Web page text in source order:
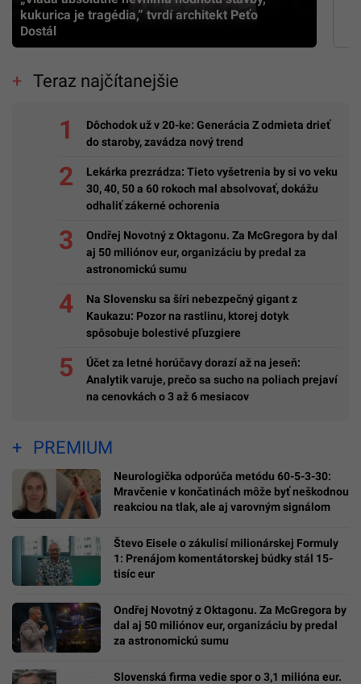
kukurica je tragédia,” tvrdí architekt Peťo
Dostál
Teraz najčítanejšie
Dôchodok už v 20-ke: Generácia Z odmieta drieť
do staroby, zavádza nový trend
Lekárka prezrádza: Tieto vyšetrenia by si vo veku
30, 40, 50 a 60 rokoch mal absolvovať, dokážu
odhaliť zákerné ochorenia
Ondřej Novotný z Oktagonu. Za McGregora by dal
aj 50 miliónov eur, organizáciu by predal za
astronomickú sumu
Na Slovensku sa šíri nebezpečný gigant z
Kaukazu: Pozor na rastlinu, ktorej dotyk
spôsobuje bolestivé pľuzgiere
Účet za letné horúčavy dorazí až na jeseň:
Analytik varuje, prečo sa sucho na poliach prejaví
na cenovkách o 3 až 6 mesiacov
PREMIUM
Neurologička odporúča metódu 60-5-3-30:
Mravčenie v končatinách môže byť neškodnou
reakciou na tlak, ale aj varovným signálom
Števo Eisele o zákulisí milionárskej Formuly
1: Prenájom komentátorskej búdky stál 15-
tisíc eur
Ondřej Novotný z Oktagonu. Za McGregora by
dal aj 50 miliónov eur, organizáciu by predal
za astronomickú sumu
Slovenská firma vedie spor o 3,1 milióna eur.